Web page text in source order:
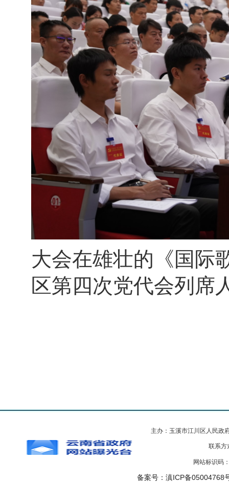
大会在雄壮的《国际
区第四次党代会列席
主办：玉溪市江川区人民
联系方
网站标识码
备案号：滇ICP备05004768